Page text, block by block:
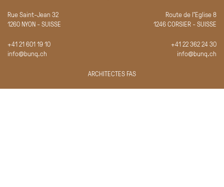
Rue Saint-Jean 32
1260 NYON - SUISSE
Route de l'Eglise 8
1246 CORSIER - SUISSE
+41 21 601 19 10
info@bunq.ch
+41 22 362 24 30
info@bunq.ch
ARCHITECTES FAS